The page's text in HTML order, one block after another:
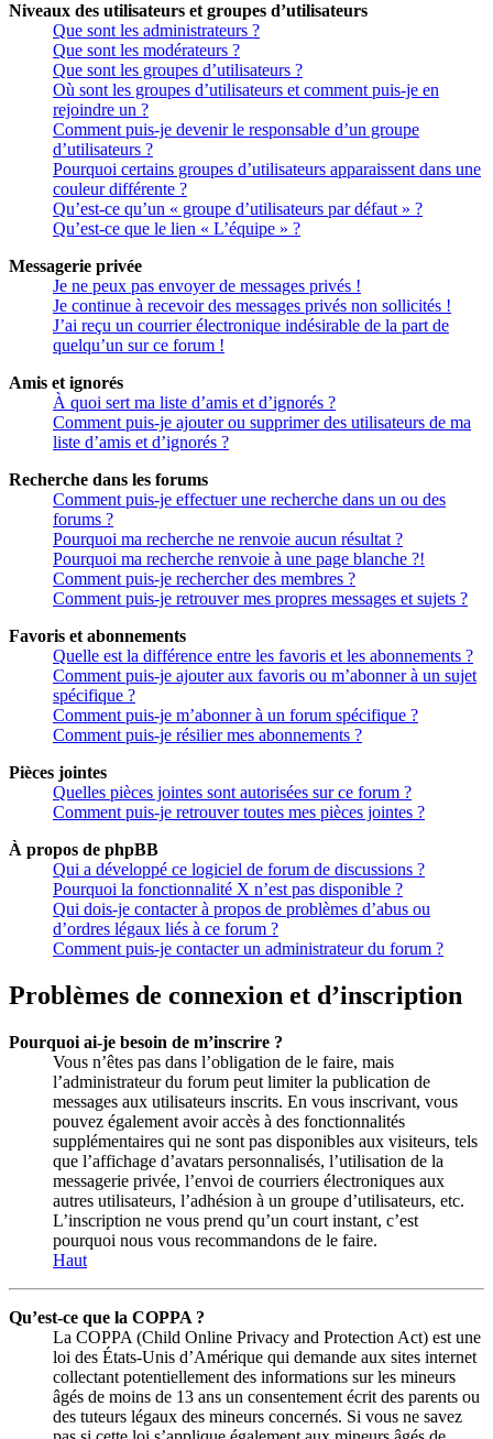
Niveaux des utilisateurs et groupes d’utilisateurs
Que sont les administrateurs ?
Que sont les modérateurs ?
Que sont les groupes d’utilisateurs ?
Où sont les groupes d’utilisateurs et comment puis-je en
rejoindre un ?
Comment puis-je devenir le responsable d’un groupe
d’utilisateurs ?
Pourquoi certains groupes d’utilisateurs apparaissent dans une
couleur différente ?
Qu’est-ce qu’un « groupe d’utilisateurs par défaut » ?
Qu’est-ce que le lien « L’équipe » ?
Messagerie privée
Je ne peux pas envoyer de messages privés !
Je continue à recevoir des messages privés non sollicités !
J’ai reçu un courrier électronique indésirable de la part de
quelqu’un sur ce forum !
Amis et ignorés
À quoi sert ma liste d’amis et d’ignorés ?
Comment puis-je ajouter ou supprimer des utilisateurs de ma
liste d’amis et d’ignorés ?
Recherche dans les forums
Comment puis-je effectuer une recherche dans un ou des
forums ?
Pourquoi ma recherche ne renvoie aucun résultat ?
Pourquoi ma recherche renvoie à une page blanche ?!
Comment puis-je rechercher des membres ?
Comment puis-je retrouver mes propres messages et sujets ?
Favoris et abonnements
Quelle est la différence entre les favoris et les abonnements ?
Comment puis-je ajouter aux favoris ou m’abonner à un sujet
spécifique ?
Comment puis-je m’abonner à un forum spécifique ?
Comment puis-je résilier mes abonnements ?
Pièces jointes
Quelles pièces jointes sont autorisées sur ce forum ?
Comment puis-je retrouver toutes mes pièces jointes ?
À propos de phpBB
Qui a développé ce logiciel de forum de discussions ?
Pourquoi la fonctionnalité X n’est pas disponible ?
Qui dois-je contacter à propos de problèmes d’abus ou
d’ordres légaux liés à ce forum ?
Comment puis-je contacter un administrateur du forum ?
Problèmes de connexion et d’inscription
Pourquoi ai-je besoin de m’inscrire ?
Vous n’êtes pas dans l’obligation de le faire, mais
l’administrateur du forum peut limiter la publication de
messages aux utilisateurs inscrits. En vous inscrivant, vous
pouvez également avoir accès à des fonctionnalités
supplémentaires qui ne sont pas disponibles aux visiteurs, tels
que l’affichage d’avatars personnalisés, l’utilisation de la
messagerie privée, l’envoi de courriers électroniques aux
autres utilisateurs, l’adhésion à un groupe d’utilisateurs, etc.
L’inscription ne vous prend qu’un court instant, c’est
pourquoi nous vous recommandons de le faire.
Haut
Qu’est-ce que la COPPA ?
La COPPA (Child Online Privacy and Protection Act) est une
loi des États-Unis d’Amérique qui demande aux sites internet
collectant potentiellement des informations sur les mineurs
âgés de moins de 13 ans un consentement écrit des parents ou
des tuteurs légaux des mineurs concernés. Si vous ne savez